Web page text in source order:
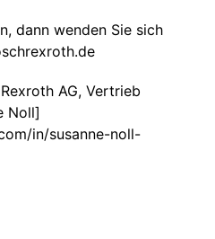
dann wenden Sie sich
AG, Vertrieb
Noll]
in/susanne-noll-